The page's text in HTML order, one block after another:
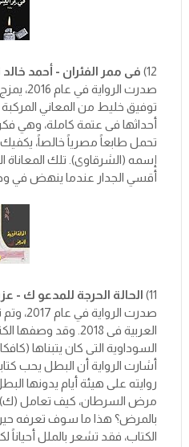
12) فى ممر الفئران - أحمد
صدرت
توفيق خليط من المعاني المركبة
أحداثها فى عتمة كاملة، وهي
تحمل طابعاً مصرياً خالصاً،
إسمه (الشرقاوى). تلك المعاناة
أقسي الجدار عندما ينهض في
11) الحالة الحرجة للمدعو ك -
صدرت
العربية فى 2018. وقد
السوداوية التى كان يتبناها
أشارت الرواية أن البطل يحب
روايته على هيئة أيام يدونها
مرض السرطان، كيف تعامل (ك)
بالمرض؟ هذا ما سوف تعرفه
الكتاب، فقد تشعر بالملل أحياناً